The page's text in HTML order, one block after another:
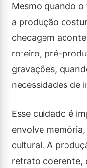
Mesmo quando o
a produção
checagem
roteiro, pré-
gravações,
necessidades de
Esse cuidado é
envolve
cultural. A
retrato coerente,